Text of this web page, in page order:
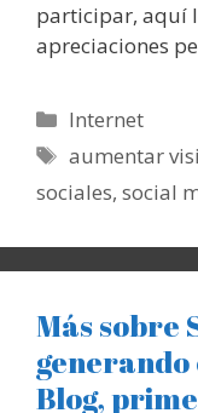
participar, aquí
apreciaciones
Categorías
Internet
Etiquetas
aumentar
sociales, social
Más sobre
Blog,